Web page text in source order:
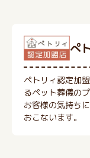
ぺ
ペトリィ認定加
るペット葬儀のプ
お客様の気持ち
おこないます。